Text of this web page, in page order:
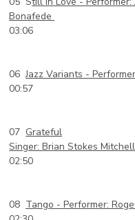
Bonafede
03:06
06Jazz Variants -
00:57
07 Grateful
Singer: Brian Stokes Mitchell
02:50
08 Tango -Performer: